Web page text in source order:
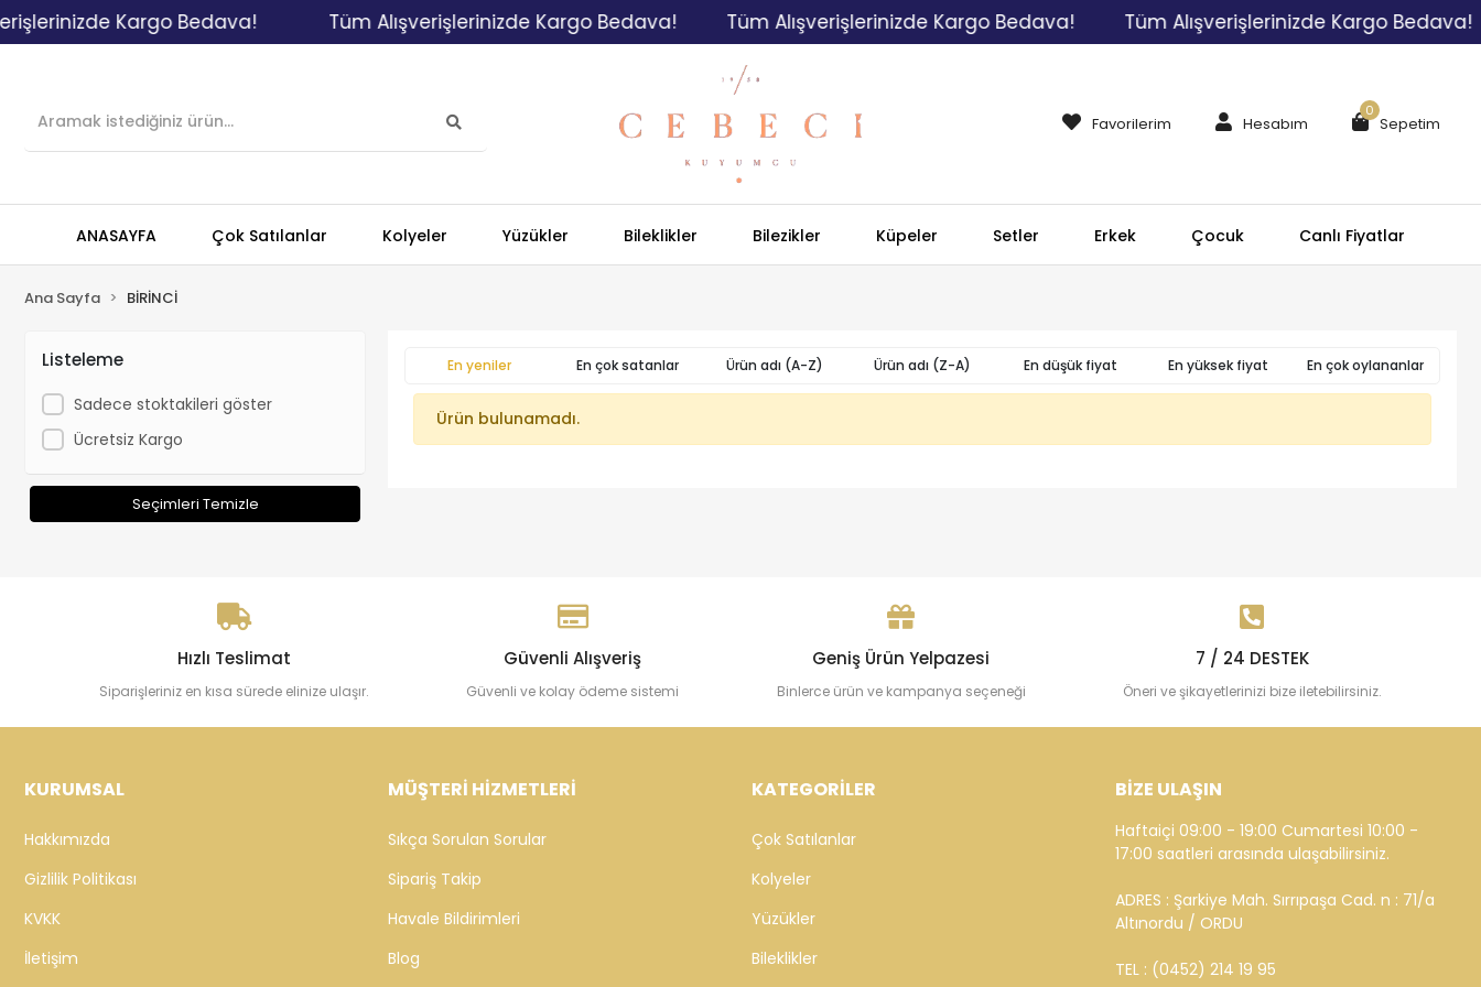
Kargo Bedava! Tüm Alışverişlerinizde Kargo Bedava! Tüm Alışverişlerinizde Kargo Bedava! Tüm Alışverişlerinizde Kargo Bedava!
Favorilerim Hesabım Sepetim
0
ANASAYFA Çok Satılanlar Kolyeler Yüzükler Bileklikler Bilezikler Küpeler Setler Erkek Çocuk Canlı Fiyatlar
Ana Sayfa BİRİNCİ
Listeleme
Sadece stoktakileri göster
Ücretsiz Kargo
Seçimleri Temizle
En yeniler En çok satanlar Ürün adı (A-Z) Ürün adı (Z-A) En düşük fiyat En yüksek fiyat En çok oylananlar
Ürün bulunamadı.
Hızlı Teslimat
Siparişleriniz en kısa sürede elinize ulaşır.
Güvenli Alışveriş
Güvenli ve kolay ödeme sistemi
Geniş Ürün Yelpazesi
Binlerce ürün ve kampanya seçeneği
7 / 24 DESTEK
Öneri ve şikayetlerinizi bize iletebilirsiniz.
KURUMSAL
Hakkımızda
Gizlilik Politikası
KVKK
İletişim
MÜŞTERİ HİZMETLERİ
Sıkça Sorulan Sorular
Sipariş Takip
Havale Bildirimleri
Blog
KATEGORİLER
Çok Satılanlar
Kolyeler
Yüzükler
Bileklikler
BİZE ULAŞIN
Haftaiçi 09:00 - 19:00 Cumartesi 10:00 -
17:00 saatleri arasında ulaşabilirsiniz.
ADRES : Şarkiye Mah. Sırrıpaşa Cad. n : 71/a
Altınordu / ORDU
TEL : (0452) 214 19 95